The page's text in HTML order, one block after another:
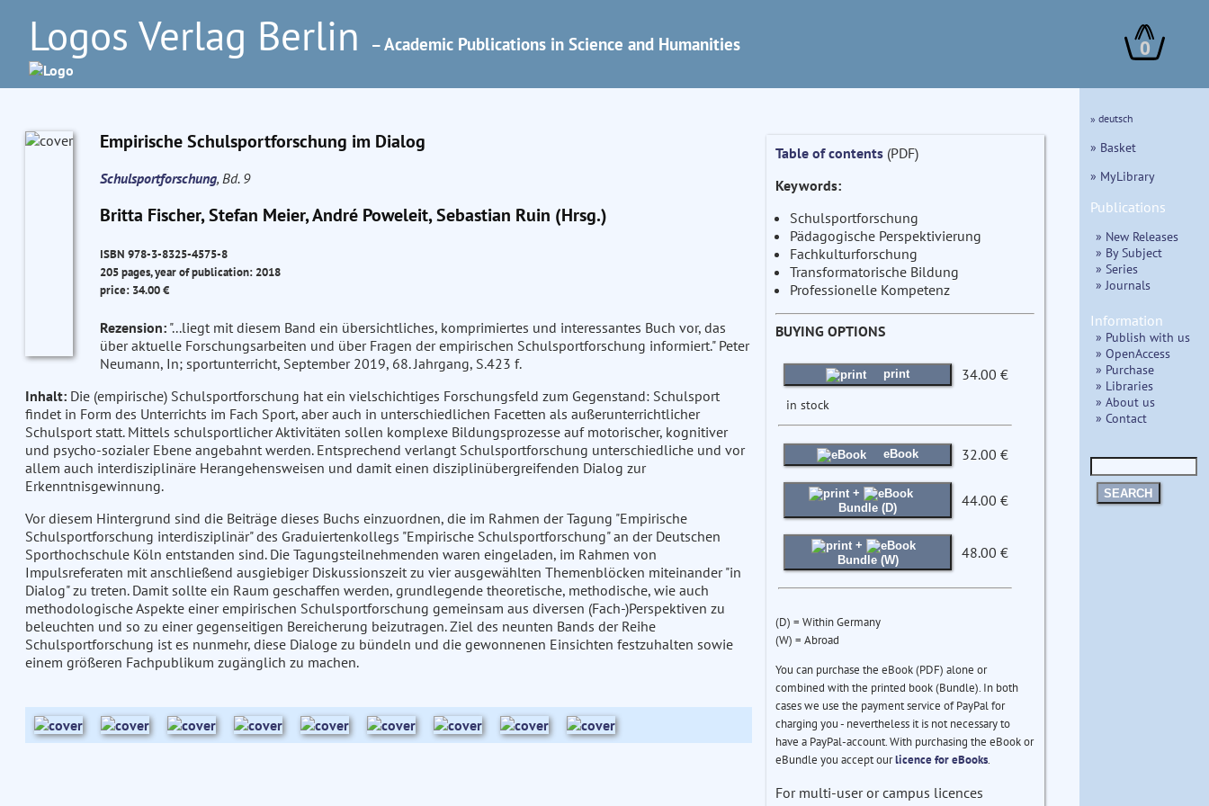
Logos Verlag Berlin – Academic Publications in Science and Humanities 0
Empirische Schulsportforschung im Dialog
Schulsportforschung, Bd. 9
Britta Fischer, Stefan Meier, André Poweleit, Sebastian Ruin (Hrsg.)
ISBN 978-3-8325-4575-8
205 pages, year of publication: 2018
price: 34.00 €
Rezension:"...liegt mit diesem Band ein übersichtliches, komprimiertes und interessantes Buch vor, das
über aktuelle Forschungsarbeiten und über Fragen der empirischen Schulsportforschung informiert." Peter
Neumann, In; sportunterricht, September 2019, 68. Jahrgang, S.423 f.
Inhalt:Die (empirische) Schulsportforschung hat ein vielschichtiges Forschungsfeld zum Gegenstand: Schulsport
findet in Form des Unterrichts im Fach Sport, aber auch in unterschiedlichen Facetten als außerunterrichtlicher
Schulsport statt. Mittels schulsportlicher Aktivitäten sollen komplexe Bildungsprozesse auf motorischer, kognitiver
und psycho-sozialer Ebene angebahnt werden. Entsprechend verlangt Schulsportforschung unterschiedliche und vor
allem auch interdisziplinäre Herangehensweisen und damit einen disziplinübergreifenden Dialog zur
Erkenntnisgewinnung.
Vor diesem Hintergrund sind die Beiträge dieses Buchs einzuordnen, die im Rahmen der Tagung "Empirische
Schulsportforschung interdisziplinär" des Graduiertenkollegs "Empirische Schulsportforschung" an der Deutschen
Sporthochschule Köln entstanden sind. Die Tagungsteilnehmenden waren eingeladen, im Rahmen von
Impulsreferaten mit anschließend ausgiebiger Diskussionszeit zu vier ausgewählten Themenblöcken miteinander "in
Dialog" zu treten. Damit sollte ein Raum geschaffen werden, grundlegende theoretische, methodische, wie auch
methodologische Aspekte einer empirischen Schulsportforschung gemeinsam aus diversen (Fach-)Perspektiven zu
beleuchten und so zu einer gegenseitigen Bereicherung beizutragen. Ziel des neunten Bands der Reihe
Schulsportforschung ist es nunmehr, diese Dialoge zu bündeln und die gewonnenen Einsichten festzuhalten sowie
einem größeren Fachpublikum zugänglich zu machen.
Table of contents(PDF)
Keywords:
Schulsportforschung
Pädagogische Perspektivierung
Fachkulturforschung
Transformatorische Bildung
Professionelle Kompetenz
BUYING OPTIONS
print 34.00 €
in stock
eBook 32.00 €
+
Bundle (D)
44.00 €
+
Bundle (W)
48.00 €
(D) = Within Germany
(W) = Abroad
You can purchase the eBook (PDF) alone or
combined with the printed book (Bundle). In both
cases we use the payment service of PayPal for
charging you - nevertheless it is not necessary to
have a PayPal-account. With purchasing the eBook or
eBundle you accept ourlicence for eBooks.
For multi-user or campus licences
» deutsch
» Basket
» MyLibrary
Publications
» New Releases
» By Subject
» Series
» Journals
Information
» Publish with us
» OpenAccess
» Purchase
» Libraries
» About us
» Contact
SEARCH